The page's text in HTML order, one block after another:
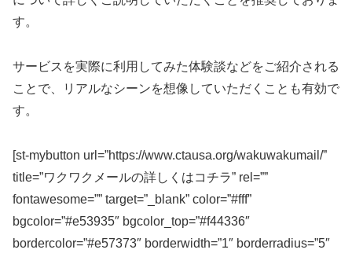
す。
サービスを実際に利用してみた体験談などをご紹介される
ことで、リアルなシーンを想像していただくことも有効で
す。
[st-mybutton url=”https://www.ctausa.org/wakuwakumail/”
title=”ワクワクメールの詳しくはコチラ” rel=””
fontawesome=”” target=”_blank” color=”#fff”
bgcolor=”#e53935″ bgcolor_top=”#f44336″
bordercolor=”#e57373″ borderwidth=”1″ borderradius=”5″